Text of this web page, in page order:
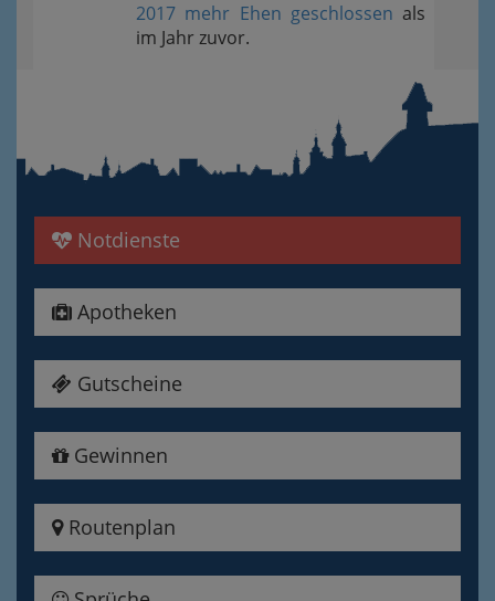
2017 mehr Ehen geschlossen als
im Jahr zuvor.
Notdienste
Apotheken
Gutscheine
Gewinnen
Routenplan